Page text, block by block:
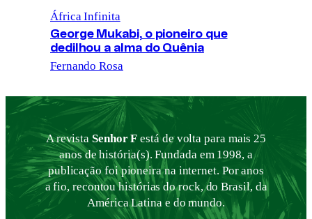
África Infinita
George Mukabi, o pioneiro que
dedilhou a alma do Quênia
Fernando Rosa
A revistaSenhor F está de volta para mais 25
anos de história(s). Fundada em 1998, a
publicação foi pioneira na internet. Por anos
a fio, recontou histórias do rock, do Brasil, da
América Latina e do mundo.